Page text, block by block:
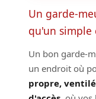
Un garde-
qu'un simple
Un bon garde-
un endroit où
propre,